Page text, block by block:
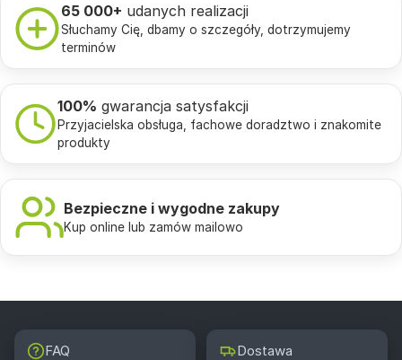
65 000+ udanych realizacji
Słuchamy Cię, dbamy o szczegóły, dotrzymujemy
terminów
100% gwarancja satysfakcji
Przyjacielska obsługa, fachowe doradztwo i znakomite
produkty
Bezpieczne i wygodne zakupy
Kup online lub zamów mailowo
FAQ Dostawa